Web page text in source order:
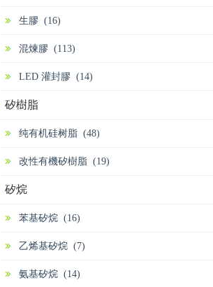
生膠 (16)
混煉膠 (113)
LED 灌封膠 (14)
矽樹脂
纯有机硅树脂 (48)
改性有機矽樹脂 (19)
矽烷
苯基矽烷 (16)
乙烯基矽烷 (7)
氨基矽烷 (14)